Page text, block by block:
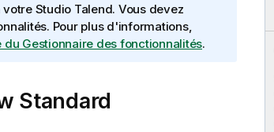
votre Studio Talend. Vous devez
Pour plus d'informations,
Gestionnaire des fonctionnalités.
Standard